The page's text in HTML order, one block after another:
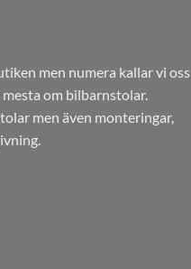
men numera kallar vi oss
om bilbarnstolar.
men även monteringar,